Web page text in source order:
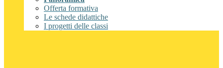
Offerta formativa
Le schede didattiche
I progetti delle classi